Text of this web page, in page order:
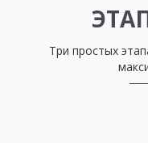
Три простых